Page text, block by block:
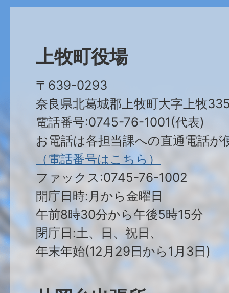
上牧町役場
〒639-0293
奈良県北葛城郡上牧町大字上牧
電話番号:0745-76-1001(代表)
お電話は各担当課への直通電話が
（電話番号はこちら）
ファックス:0745-76-1002
開庁日時:月から金曜日
午前8時30分から午後5時15分
閉庁日:土、日、祝日、
年末年始(12月29日から1月3日)